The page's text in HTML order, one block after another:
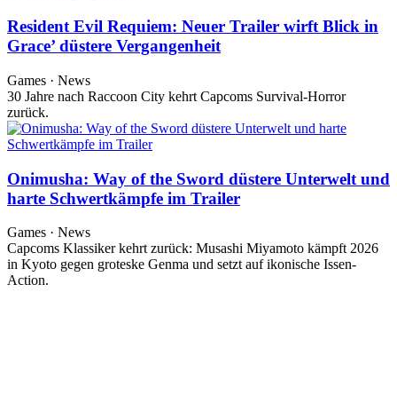
Resident Evil Requiem: Neuer Trailer wirft Blick in
Grace’ düstere Vergangenheit
Games · News
30 Jahre nach Raccoon City kehrt Capcoms Survival-Horror
zurück.
Onimusha: Way of the Sword düstere Unterwelt und
harte Schwertkämpfe im Trailer
Games · News
Capcoms Klassiker kehrt zurück: Musashi Miyamoto kämpft 2026
in Kyoto gegen groteske Genma und setzt auf ikonische Issen-
Action.